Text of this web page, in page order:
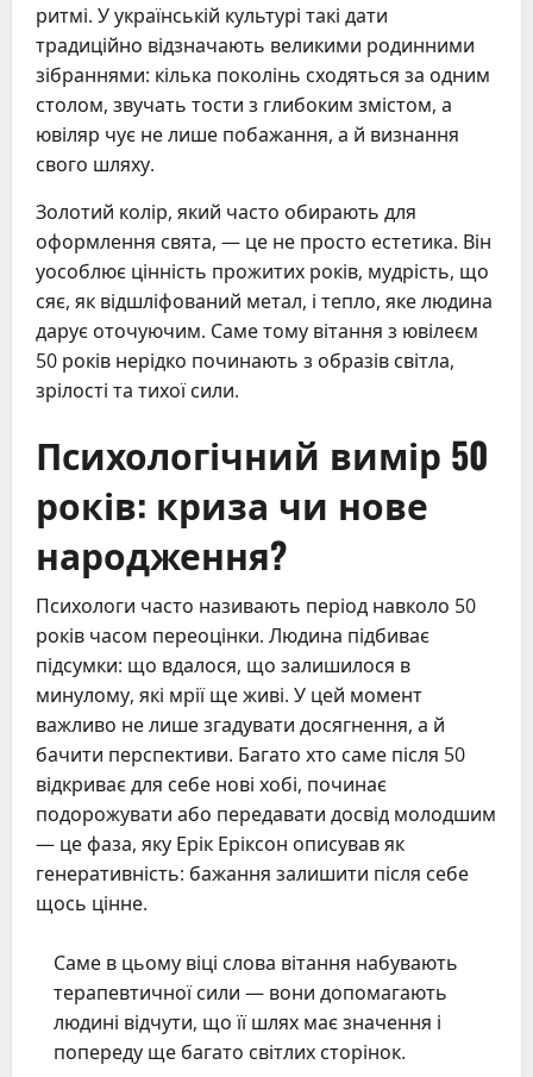
ритмі. У українській культурі такі дати
традиційно відзначають великими родинними
зібраннями: кілька поколінь сходяться за одним
столом, звучать тости з глибоким змістом, а
ювіляр чує не лише побажання, а й визнання
свого шляху.
Золотий колір, який часто обирають для
оформлення свята, — це не просто естетика. Він
уособлює цінність прожитих років, мудрість, що
сяє, як відшліфований метал, і тепло, яке людина
дарує оточуючим. Саме тому вітання з ювілеєм
50 років нерідко починають з образів світла,
зрілості та тихої сили.
Психологічний вимір 50
років: криза чи нове
народження?
Психологи часто називають період навколо 50
років часом переоцінки. Людина підбиває
підсумки: що вдалося, що залишилося в
минулому, які мрії ще живі. У цей момент
важливо не лише згадувати досягнення, а й
бачити перспективи. Багато хто саме після 50
відкриває для себе нові хобі, починає
подорожувати або передавати досвід молодшим
— це фаза, яку Ерік Еріксон описував як
генеративність: бажання залишити після себе
щось цінне.
Саме в цьому віці слова вітання набувають
терапевтичної сили — вони допомагають
людині відчути, що її шлях має значення і
попереду ще багато світлих сторінок.